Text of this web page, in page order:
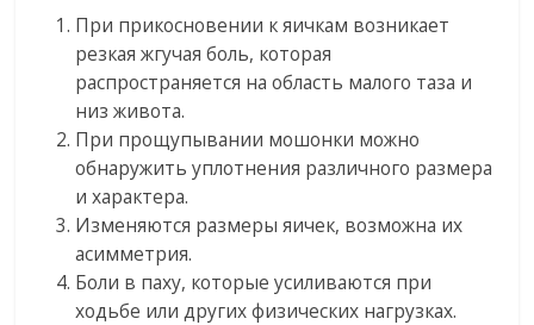
При прикосновении к яичкам возникает
резкая жгучая боль, которая
распространяется на область малого таза и
низ живота.
При прощупывании мошонки можно
обнаружить уплотнения различного размера
и характера.
Изменяются размеры яичек, возможна их
асимметрия.
Боли в паху, которые усиливаются при
ходьбе или других физических нагрузках.